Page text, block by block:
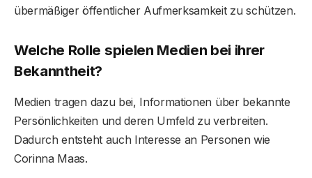
übermäßiger öffentlicher Aufmerksamkeit zu schützen.
Welche Rolle spielen Medien bei ihrer
Bekanntheit?
Medien tragen dazu bei, Informationen über bekannte
Persönlichkeiten und deren Umfeld zu verbreiten.
Dadurch entsteht auch Interesse an Personen wie
Corinna Maas.